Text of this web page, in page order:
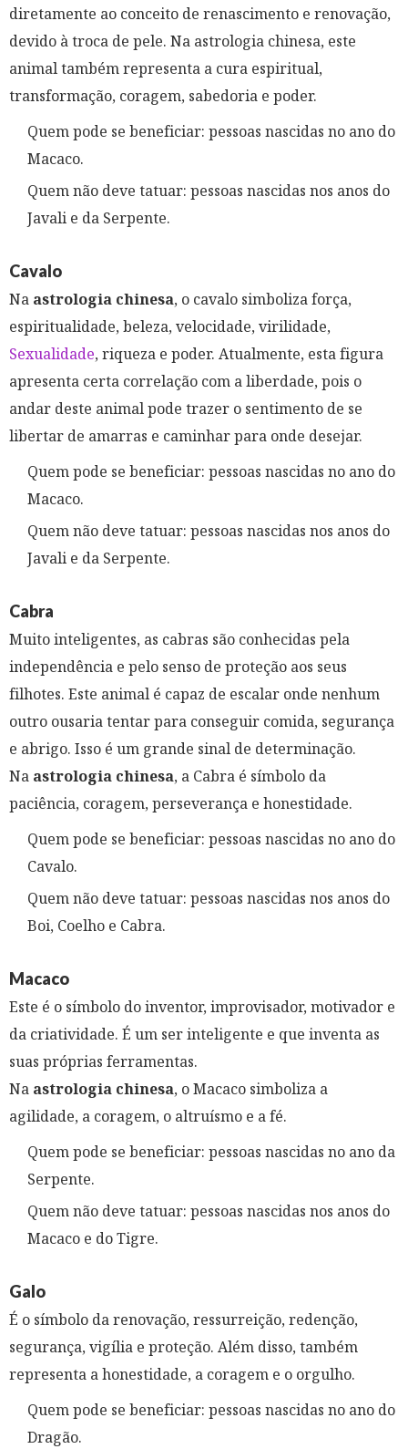
diretamente ao conceito de renascimento e renovação,
devido à troca de pele. Na astrologia chinesa, este
animal também representa a cura espiritual,
transformação, coragem, sabedoria e poder.
Quem pode se beneficiar: pessoas nascidas no ano do
Macaco.
Quem não deve tatuar: pessoas nascidas nos anos do
Javali e da Serpente.
Cavalo
Na astrologia chinesa, o cavalo simboliza força,
espiritualidade, beleza, velocidade, virilidade,
Sexualidade, riqueza e poder. Atualmente, esta figura
apresenta certa correlação com a liberdade, pois o
andar deste animal pode trazer o sentimento de se
libertar de amarras e caminhar para onde desejar.
Quem pode se beneficiar: pessoas nascidas no ano do
Macaco.
Quem não deve tatuar: pessoas nascidas nos anos do
Javali e da Serpente.
Cabra
Muito inteligentes, as cabras são conhecidas pela
independência e pelo senso de proteção aos seus
filhotes. Este animal é capaz de escalar onde nenhum
outro ousaria tentar para conseguir comida, segurança
e abrigo. Isso é um grande sinal de determinação.
Na astrologia chinesa, a Cabra é símbolo da
paciência, coragem, perseverança e honestidade.
Quem pode se beneficiar: pessoas nascidas no ano do
Cavalo.
Quem não deve tatuar: pessoas nascidas nos anos do
Boi, Coelho e Cabra.
Macaco
Este é o símbolo do inventor, improvisador, motivador e
da criatividade. É um ser inteligente e que inventa as
suas próprias ferramentas.
Na astrologia chinesa, o Macaco simboliza a
agilidade, a coragem, o altruísmo e a fé.
Quem pode se beneficiar: pessoas nascidas no ano da
Serpente.
Quem não deve tatuar: pessoas nascidas nos anos do
Macaco e do Tigre.
Galo
É o símbolo da renovação, ressurreição, redenção,
segurança, vigília e proteção. Além disso, também
representa a honestidade, a coragem e o orgulho.
Quem pode se beneficiar: pessoas nascidas no ano do
Dragão.